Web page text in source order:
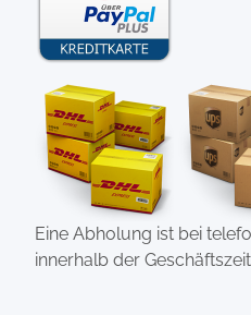
Eine Abholung ist bei
innerhalb der